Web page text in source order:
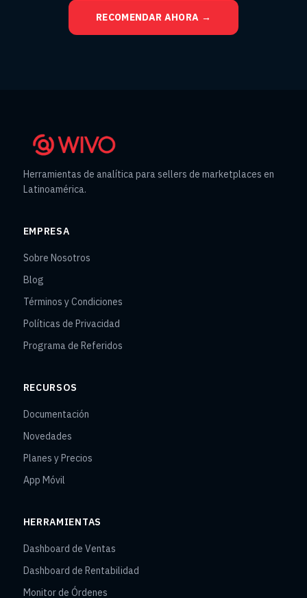
RECOMENDAR AHORA →
Herramientas de analítica para sellers de marketplaces en
Latinoamérica.
EMPRESA
Sobre Nosotros
Blog
Términos y Condiciones
Políticas de Privacidad
Programa de Referidos
RECURSOS
Documentación
Novedades
Planes y Precios
App Móvil
HERRAMIENTAS
Dashboard de Ventas
Dashboard de Rentabilidad
Monitor de Órdenes